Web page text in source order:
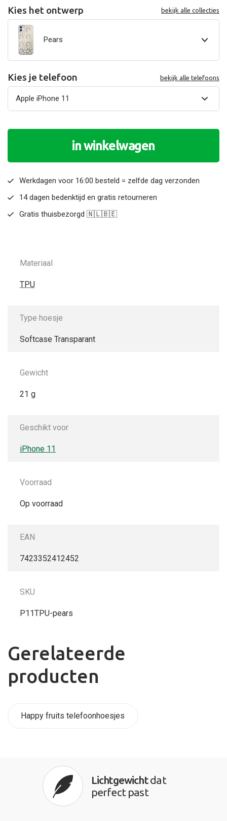
Kies het ontwerp bekijk alle collecties
Pears
Kies je telefoon bekijk alle telefoons
in winkelwagen
Werkdagen voor 16:00 besteld = zelfde dag verzonden
14 dagen bedenktijd en gratis retourneren
Gratis thuisbezorgd 🇳🇱🇧🇪
Materiaal
TPU
Type hoesje
Softcase Transparant
Gewicht
21 g
Geschikt voor
iPhone 11
Voorraad
Op voorraad
EAN
7423352412452
SKU
P11TPU-pears
Gerelateerde
producten
Happy fruits telefoonhoesjes
Lichtgewichtdat
perfect past